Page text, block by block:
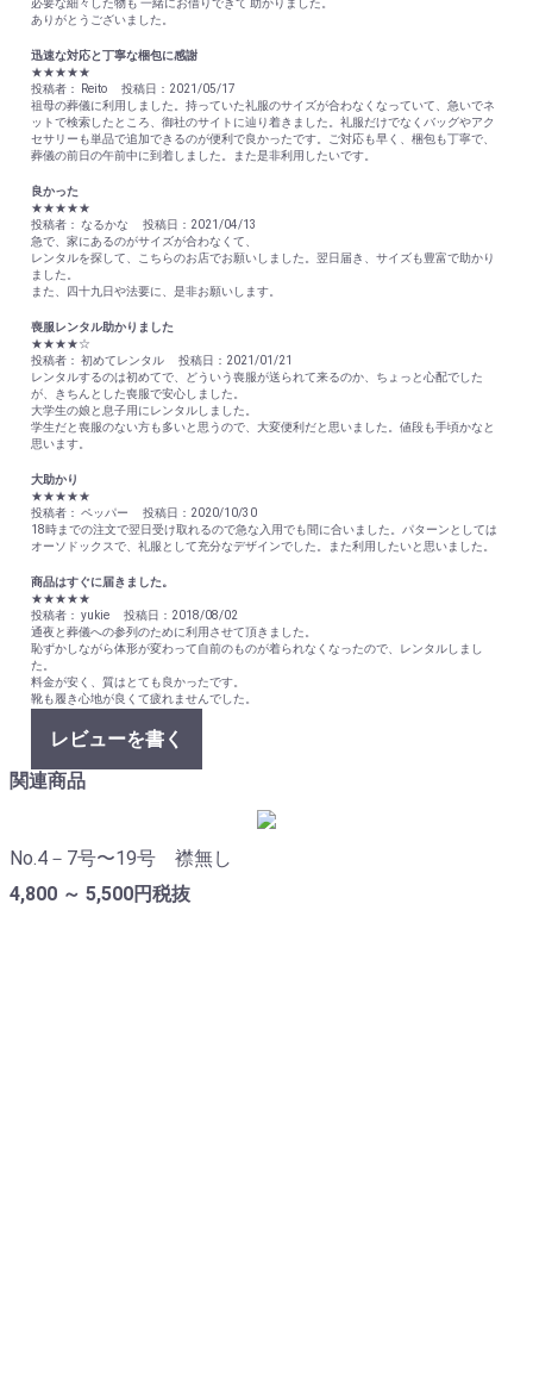
必要な細々した物も 一緒にお借りできて 助かりました。
ありがとうございました。
迅速な対応と丁寧な梱包に感謝
★★★★★
投稿者： Reito 投稿日：2021/05/17
祖母の葬儀に利用しました。持っていた礼服のサイズが合わなくなっていて、急いでネ
ットで検索したところ、御社のサイトに辿り着きました。礼服だけでなくバッグやアク
セサリーも単品で追加できるのが便利で良かったです。ご対応も早く、梱包も丁寧で、
葬儀の前日の午前中に到着しました。また是非利用したいです。
良かった
★★★★★
投稿者： なるかな 投稿日：2021/04/13
急で、家にあるのがサイズが合わなくて、
レンタルを探して、こちらのお店でお願いしました。翌日届き、サイズも豊富で助かり
ました。
また、四十九日や法要に、是非お願いします。
喪服レンタル助かりました
★★★★☆
投稿者： 初めてレンタル 投稿日：2021/01/21
レンタルするのは初めてで、どういう喪服が送られて来るのか、ちょっと心配でした
が、きちんとした喪服で安心しました。
大学生の娘と息子用にレンタルしました。
学生だと喪服のない方も多いと思うので、大変便利だと思いました。値段も手頃かなと
思います。
大助かり
★★★★★
投稿者： ペッパー 投稿日：2020/10/30
18時までの注文で翌日受け取れるので急な入用でも間に合いました。パターンとしては
オーソドックスで、礼服として充分なデザインでした。また利用したいと思いました。
商品はすぐに届きました。
★★★★★
投稿者： yukie 投稿日：2018/08/02
通夜と葬儀への参列のために利用させて頂きました。
恥ずかしながら体形が変わって自前のものが着られなくなったので、レンタルしまし
た。
料金が安く、質はとても良かったです。
靴も履き心地が良くて疲れませんでした。
レビューを書く
関連商品
No.4－7号〜19号 襟無し
4,800 ～ 5,500円税抜